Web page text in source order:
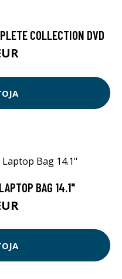
COLLECTION DVD
BAG 14.1"